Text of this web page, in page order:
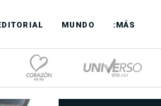
MUNDO :MÁS